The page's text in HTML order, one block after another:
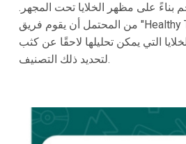
على مظهر الخلايا تحت المجهر.
التي يمكن تحليلها لاحقًا عن كثب
لتحديد ذلك التصنيف.